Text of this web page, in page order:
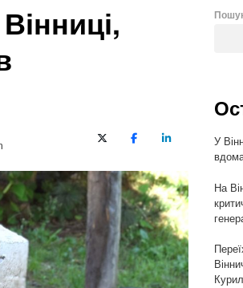
X (Twitter)FacebookLinkedIn
У
На